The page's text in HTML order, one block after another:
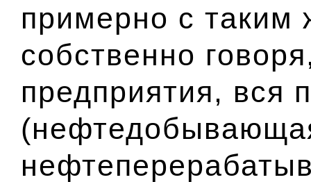
примерно с
собственно
предприятия, вся